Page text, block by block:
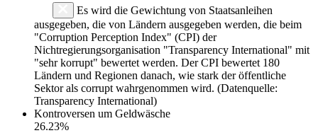
Es wird die Gewichtung von Staatsanleihen
ausgegeben, die von Ländern ausgegeben werden, die beim
"Corruption Perception Index" (CPI) der
Nichtregierungsorganisation "Transparency International" mit
"sehr korrupt" bewertet werden. Der CPI bewertet 180
Ländern und Regionen danach, wie stark der öffentliche
Sektor als corrupt wahrgenommen wird. (Datenquelle:
Transparency International)
Kontroversen um Geldwäsche
26.23%